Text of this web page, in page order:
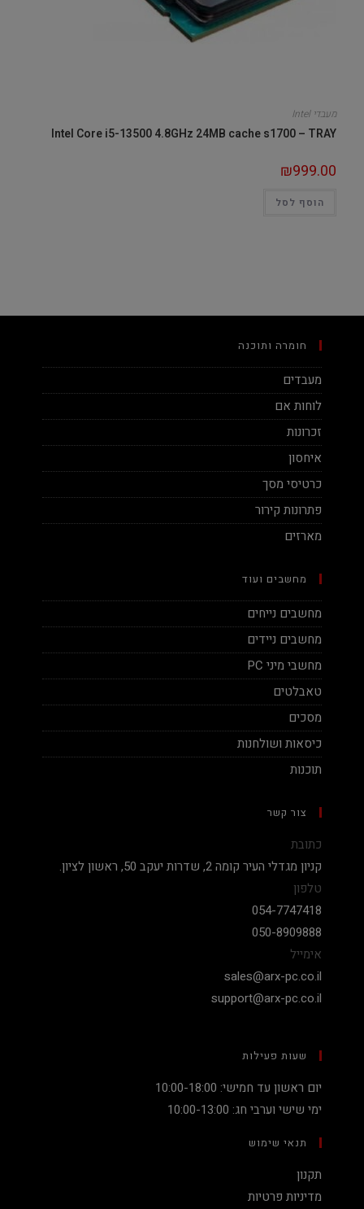
מעבדי Intel
Intel Core i5-13500 4.8GHz 24MB cache s1700 – TRAY
₪999.00
הוסף לסל
חומרה ותוכנה
מעבדים
לוחות אם
זכרונות
איחסון
כרטיסי מסך
פתרונות קירור
מארזים
מחשבים ועוד
מחשבים נייחים
מחשבים ניידים
מחשבי מיני PC
טאבלטים
מסכים
כיסאות ושולחנות
תוכנות
צור קשר
כתובת
קניון מגדלי העיר קומה 2, שדרות יעקב 50, ראשון לציון.
טלפון
054-7747418
050-8909888
אימייל
sales@arx-pc.co.il
support@arx-pc.co.il
שעות פעילות
יום ראשון עד חמישי: 10:00-18:00
ימי שישי וערבי חג: 10:00-13:00
תנאי שימוש
תקנון
מדיניות פרטיות